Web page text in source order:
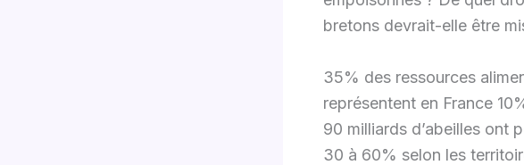
bretons devrait-elle être
35% des ressources
représentent en France
90 milliards d’abeilles ont
30 à 60% selon les